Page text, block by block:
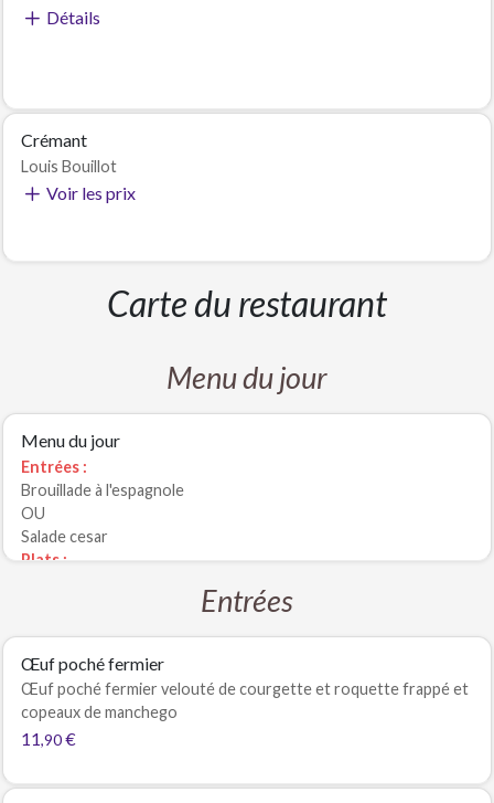
Détails
Crémant
Louis Bouillot
Voir les prix
Carte du restaurant
Menu du jour
Menu du jour
Entrées :
Brouillade à l'espagnole
OU
Salade cesar
Plats :
Dessert :
Verrine cheese cake au citron
OU
Brillat-savarin à la truffe et son mesclun de salade
Fromage blanc et sa compotée
Entrées
Œuf poché fermier
Œuf poché fermier velouté de courgette et roquette frappé et
copeaux de manchego
11,90 €